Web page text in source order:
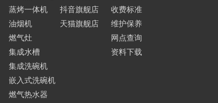
蒸烤一体机
油烟机
燃气灶
集成水槽
集成洗碗机
嵌入式洗碗机
燃气热水器
抖音旗舰店
天猫旗舰店
收费标准
维护保养
网点查询
资料下载